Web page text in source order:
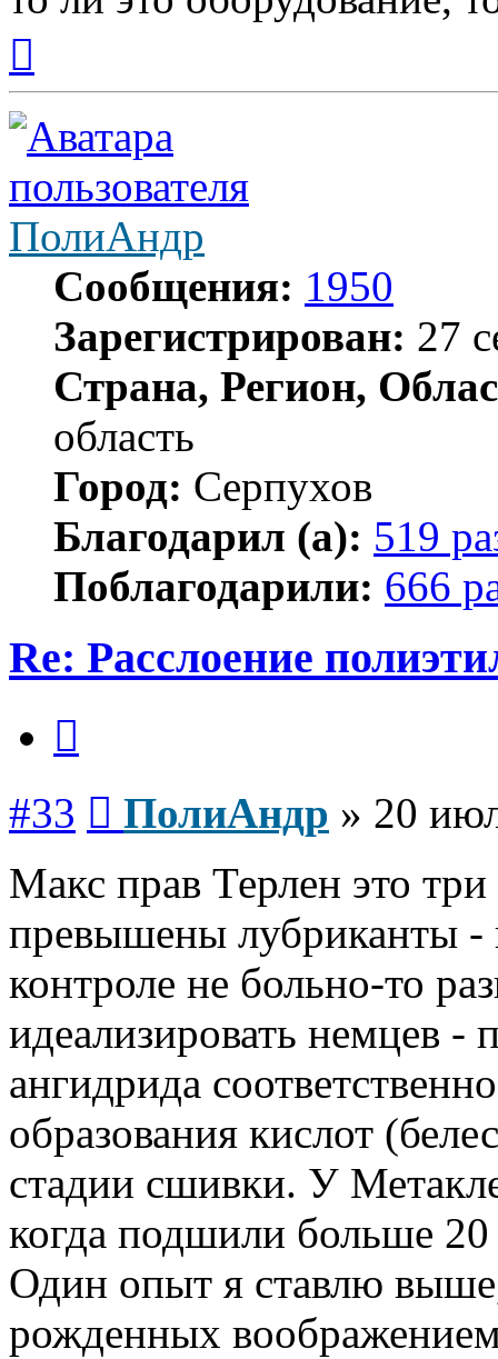
началу
ПолиАндр
Сообщения: 1950
Зарегистрирован: 27
Страна, Регион,
область
Город: Серпухов
Благодарил (а): 519
Поблагодарили: 666
Re: Расслоение
#33 ПолиАндр » 20
Макс прав Терлен это
превышены лубриканты -
контроле не больно-то
идеализировать немцев -
ангидрида
образования кислот
стадии сшивки. У
когда подшили больше
Один опыт я ставлю
рожденных